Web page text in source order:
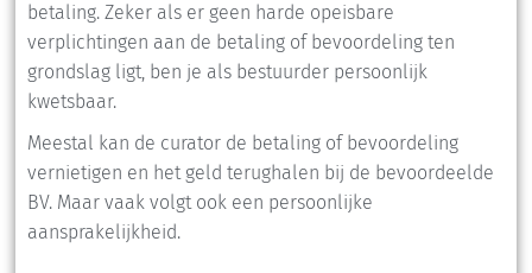
betaling. Zeker als er geen harde opeisbare
verplichtingen aan de betaling of bevoordeling ten
grondslag ligt, ben je als bestuurder persoonlijk
kwetsbaar.
Meestal kan de curator de betaling of bevoordeling
vernietigen en het geld terughalen bij de bevoordeelde
BV. Maar vaak volgt ook een persoonlijke
aansprakelijkheid.